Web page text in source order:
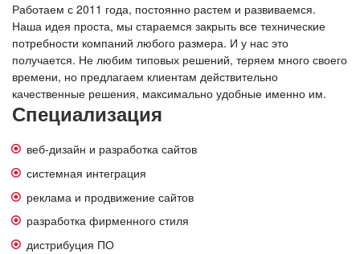
Работаем с 2011 года, постоянно растем и развиваемся.
Наша идея проста, мы стараемся закрыть все технические
потребности компаний любого размера. И у нас это
получается. Не любим типовых решений, теряем много своего
времени, но предлагаем клиентам действительно
качественные решения, максимально удобные именно им.
Специализация
веб-дизайн и разработка сайтов
системная интеграция
реклама и продвижение сайтов
разработка фирменного стиля
дистрибуция ПО